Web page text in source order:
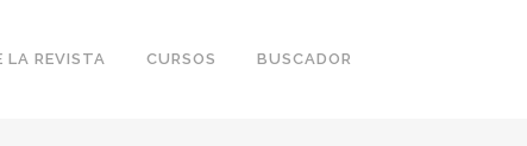
LA REVISTA CURSOS BUSCADOR